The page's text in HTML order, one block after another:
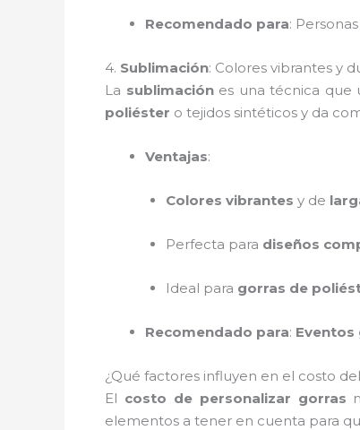
Recomendado para:
4. Sublimación: Colores vibrantes y
La sublimaciónes una técnica que
poliéster o tejidos sintéticos y da
Ventajas:
Colores vibrantes y de
Perfecta para diseños
Ideal para gorras de
Recomendado para: Eventos
¿Qué factores influyen en el costo
El costo de personalizar gorras
elementos a tener en cuenta para